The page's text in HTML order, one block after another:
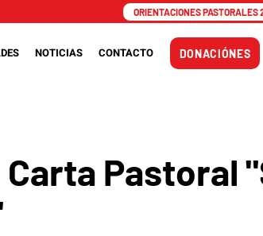
ORIENTACIONES
NOTICIAS CONTACTO DONACIÓNES
Pastoral